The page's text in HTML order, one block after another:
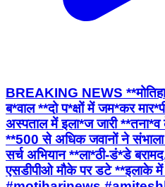
BREAKING NEWS
ब*वाल **दो प*क्षों में जम*कर
अस्पताल में इला*ज जारी **तना*व
**500 से अधिक जवानों ने संभाला
सर्च अभियान **ला*ठी-डं*डे
एसडीपीओ मौके पर डटे **इलाके